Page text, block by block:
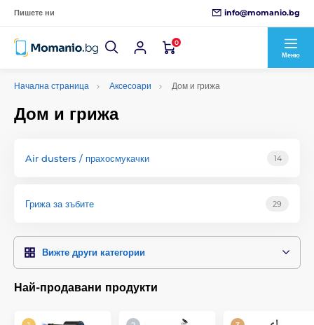
Пишете ни info@momanio.bg
0
Меню
Начална страница Аксесоари Дом и грижа
Дом и грижа
Air dusters / прахосмукачки 14
Грижа за зъбите 29
Вижте други категории
Най-продавани продукти